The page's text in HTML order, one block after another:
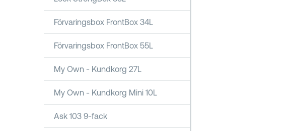
Förvaringsbox FrontBox 34L
Förvaringsbox FrontBox 55L
My Own - Kundkorg 27L
My Own - Kundkorg Mini 10L
Ask 103 9-fack